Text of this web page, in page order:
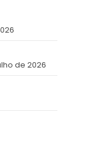
de 2026